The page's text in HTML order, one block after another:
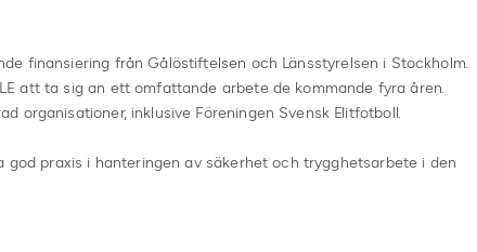
finansiering från Gålöstiftelsen och Länsstyrelsen i Stockholm.
att ta sig an ett omfattande arbete de kommande fyra åren.
organisationer, inklusive Föreningen Svensk Elitfotboll.
god praxis i hanteringen av säkerhet och trygghetsarbete i den